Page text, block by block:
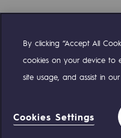
Compte
Teréga Standard 0
By clicking “Accept All
cookies on your device to
site usage, and assist in
Cookies Settings